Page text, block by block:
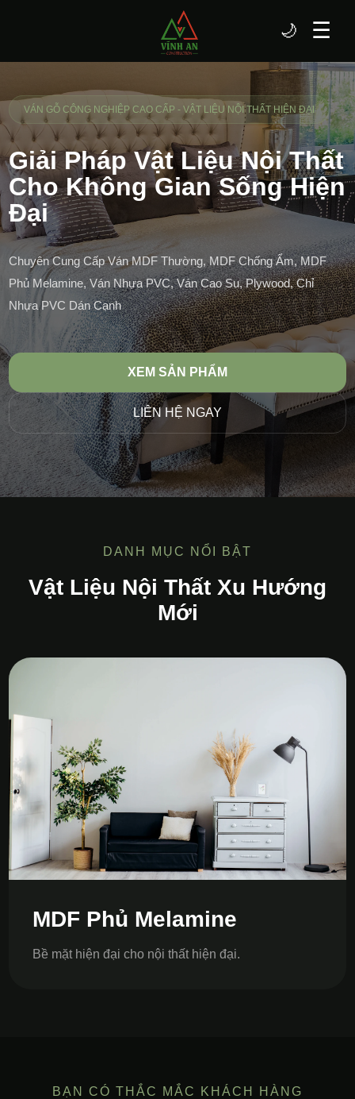
☰
🌙
VÁN GỖ CÔNG NGHIỆP CAO CẤP - VẬT LIỆU NỘI THẤT HIỆN ĐẠI
Giải Pháp Vật Liệu Nội Thất
Cho Không Gian Sống Hiện
Đại
Chuyên Cung Cấp Ván MDF Thường, MDF Chống Ẩm, MDF
Phủ Melamine, Ván Nhựa PVC, Ván Cao Su, Plywood, Chỉ
Nhựa PVC Dán Cạnh
XEM SẢN PHẨM
LIÊN HỆ NGAY
DANH MỤC NỔI BẬT
Vật Liệu Nội Thất Xu Hướng
Mới
MDF Phủ Melamine
Bề mặt hiện đại cho nội thất hiện đại.
BẠN CÓ THẮC MẮC KHÁCH HÀNG